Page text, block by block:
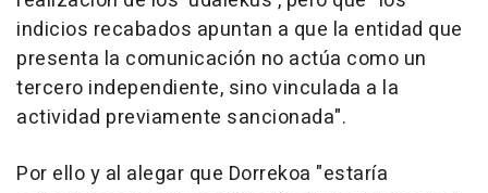
indicios recabados apuntan a que la entidad que
presenta la comunicación no actúa como un
tercero independiente, sino vinculada a la
actividad previamente sancionada".
Por ello y al alegar que Dorrekoa "estaría